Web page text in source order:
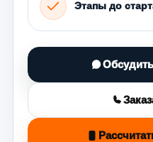
Этапы до